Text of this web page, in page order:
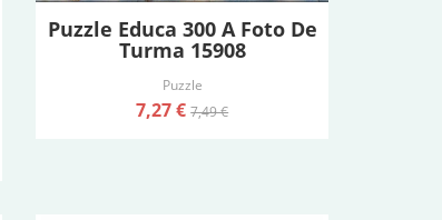
Puzzle Educa 300 A Foto De
Turma 15908
Puzzle
7,27 €7,49 €